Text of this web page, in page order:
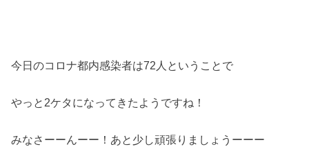
今日のコロナ都内感染者は72人ということで
やっと2ケタになってきたようですね！
みなさーーんーー！あと少し頑張りましょうーーー